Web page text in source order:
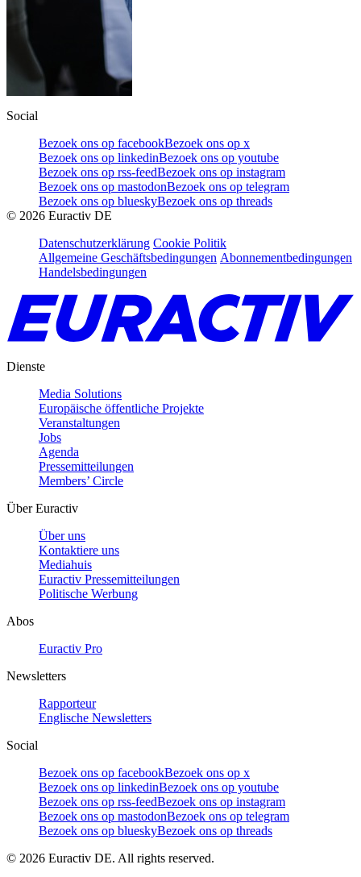
Social
Bezoek ons op facebookBezoek ons op x
Bezoek ons op linkedinBezoek ons op youtube
Bezoek ons op rss-feedBezoek ons op instagram
Bezoek ons op mastodonBezoek ons op telegram
Bezoek ons op blueskyBezoek ons op threads
© 2026 Euractiv DE
Datenschutzerklärung Cookie Politik
Allgemeine Geschäftsbedingungen Abonnementbedingungen
Handelsbedingungen
Dienste
Media Solutions
Europäische öffentliche Projekte
Veranstaltungen
Jobs
Agenda
Pressemitteilungen
Members’ Circle
Über Euractiv
Über uns
Kontaktiere uns
Mediahuis
Euractiv Pressemitteilungen
Politische Werbung
Abos
Euractiv Pro
Newsletters
Rapporteur
Englische Newsletters
Social
Bezoek ons op facebookBezoek ons op x
Bezoek ons op linkedinBezoek ons op youtube
Bezoek ons op rss-feedBezoek ons op instagram
Bezoek ons op mastodonBezoek ons op telegram
Bezoek ons op blueskyBezoek ons op threads
© 2026 Euractiv DE. All rights reserved.